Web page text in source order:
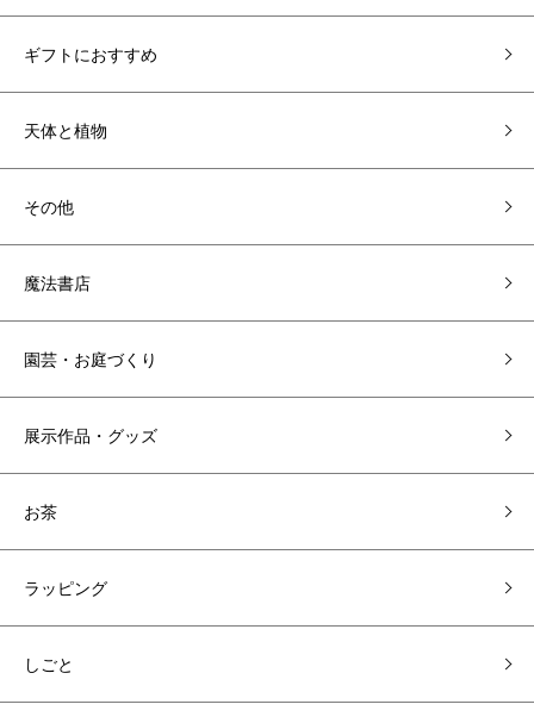
ギフトにおすすめ
天体と植物
その他
魔法書店
園芸・お庭づくり
展示作品・グッズ
お茶
ラッピング
しごと